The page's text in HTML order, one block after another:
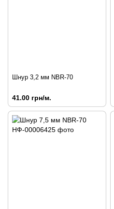
Шнур 3,2 мм NBR-70
41.00 грн/м.